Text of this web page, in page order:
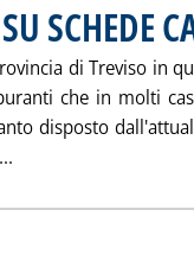
SCHEDE
di Treviso in
che in molti
disposto